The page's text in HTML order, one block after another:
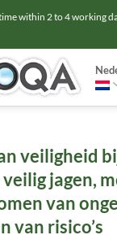
within 2 to 4 working
veiligheid
jagen,
van
van risico’s